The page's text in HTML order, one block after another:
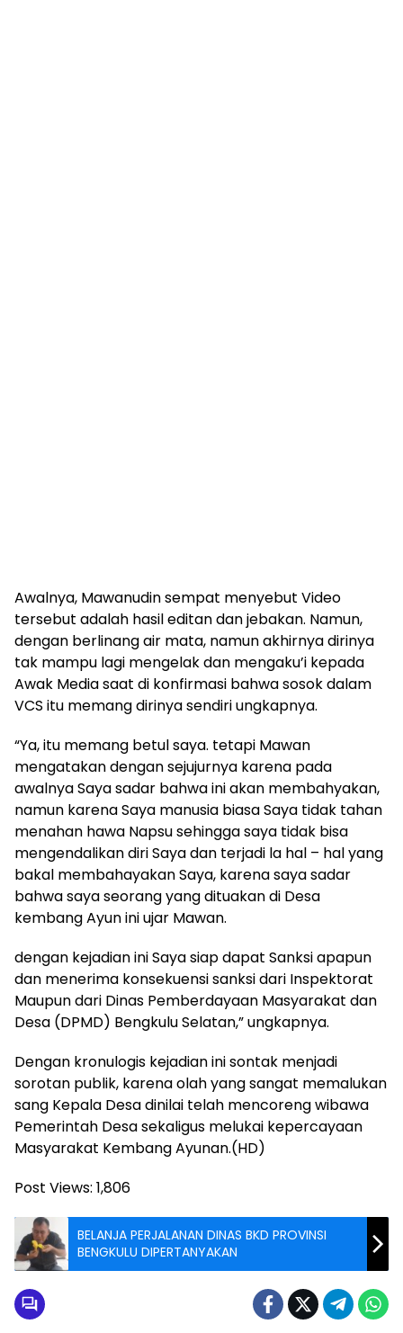
Awalnya, Mawanudin sempat menyebut Video
tersebut adalah hasil editan dan jebakan. Namun,
dengan berlinang air mata, namun akhirnya dirinya
tak mampu lagi mengelak dan mengaku’i kepada
Awak Media saat di konfirmasi bahwa sosok dalam
VCS itu memang dirinya sendiri ungkapnya.
“Ya, itu memang betul saya. tetapi Mawan
mengatakan dengan sejujurnya karena pada
awalnya Saya sadar bahwa ini akan membahyakan,
namun karena Saya manusia biasa Saya tidak tahan
menahan hawa Napsu sehingga saya tidak bisa
mengendalikan diri Saya dan terjadi la hal – hal yang
bakal membahayakan Saya, karena saya sadar
bahwa saya seorang yang dituakan di Desa
kembang Ayun ini ujar Mawan.
dengan kejadian ini Saya siap dapat Sanksi apapun
dan menerima konsekuensi sanksi dari Inspektorat
Maupun dari Dinas Pemberdayaan Masyarakat dan
Desa (DPMD) Bengkulu Selatan,” ungkapnya.
Dengan kronulogis kejadian ini sontak menjadi
sorotan publik, karena olah yang sangat memalukan
sang Kepala Desa dinilai telah mencoreng wibawa
Pemerintah Desa sekaligus melukai kepercayaan
Masyarakat Kembang Ayunan.(HD)
Post Views: 1,806
BELANJA PERJALANAN DINAS BKD PROVINSI
BENGKULU DIPERTANYAKAN